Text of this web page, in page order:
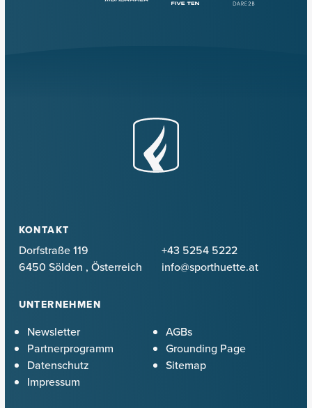
KONTAKT
Dorfstraße 119
6450 Sölden , Österreich
+43 5254 5222
info@sporthuette.at
UNTERNEHMEN
Newsletter
Partnerprogramm
Datenschutz
Impressum
AGBs
Grounding Page
Sitemap